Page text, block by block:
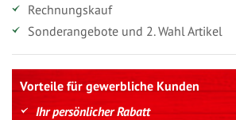
Rechnungskauf
Sonderangebote und 2. Wahl Artikel
Vorteile für gewerbliche Kunden
Ihr persönlicher Rabatt